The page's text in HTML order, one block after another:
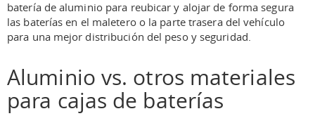
batería de aluminio para reubicar y alojar de forma segura
las baterías en el maletero o la parte trasera del vehículo
para una mejor distribución del peso y seguridad.
Aluminio vs. otros materiales
para cajas de baterías